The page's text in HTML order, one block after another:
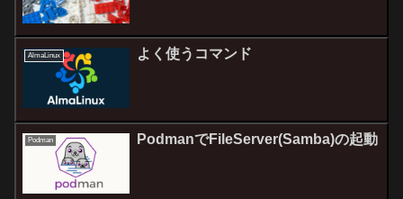
AlmaLinux よく使うコマンド
Podman PodmanでFileServer(Samba)の起動